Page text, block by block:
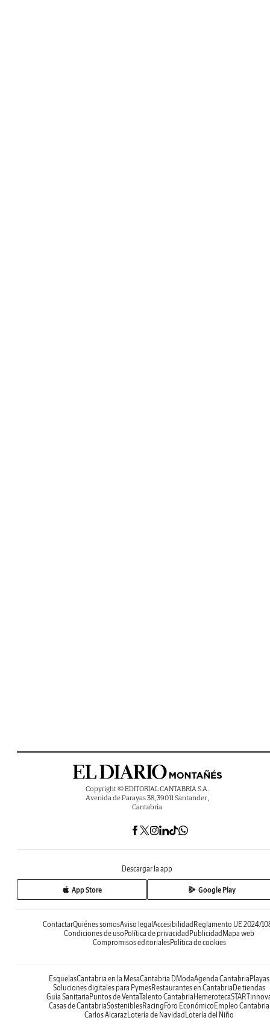
Copyright © EDITORIAL CANTABRIA S.A.
Avenida de Parayas 38, 39011 Santander ,
Cantabria
Descargar la app
App Store Google Play
ContactarQuiénes somosAviso legal Accesibilidad Reglamento UE 2024/
Condiciones de uso Política de privacidad Publicidad Mapa web
Compromisos editorialesPolítica de cookies
EsquelasCantabria en la MesaCantabria DModaAgenda Cantabria Playas
Soluciones digitales para PymesRestaurantes en Cantabria De tiendas
Guía Sanitaria Puntos de VentaTalento Cantabria Hemeroteca
Casas de CantabriaSosteniblesRacing Foro Económico Empleo Cantabria
Carlos AlcarazLotería de Navidad Lotería del Niño